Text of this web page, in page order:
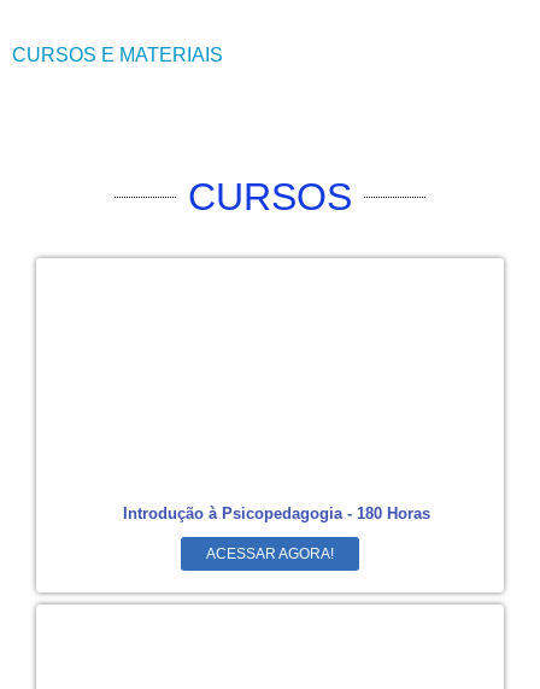
CURSOS E MATERIAIS
CURSOS
Introdução à Psicopedagogia - 180 Horas
ACESSAR AGORA!